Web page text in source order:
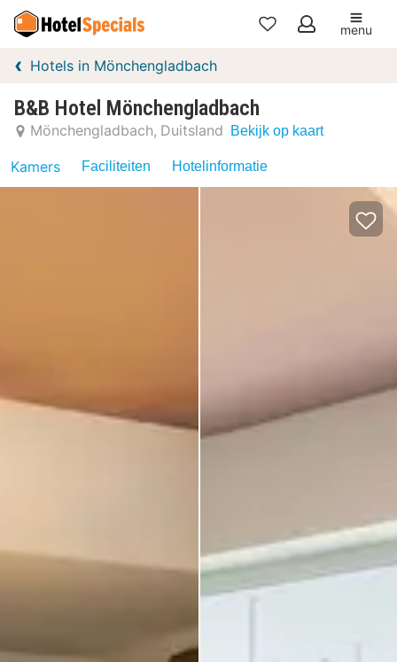
Mijn
menu
Hotels in Mönchengladbach
B&B Hotel Mönchengladbach
Mönchengladbach Duitsland Bekijk op kaart
Kamers Faciliteiten Hotelinformatie